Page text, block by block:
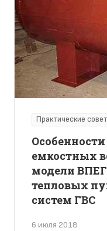
Практические
6 июля 2018
емкостных
модели ВПЕГ
тепловых
систем ГВС